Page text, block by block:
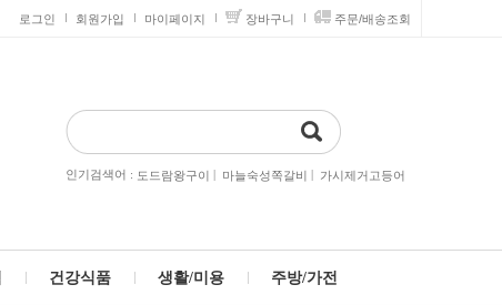
로그인 회원가입 마이페이지 장바구니 주문/배송조회
인기검색어 : 도드람왕구이 | 마늘숙성쪽갈비 | 가시제거고등어
건강식품 생활/미용 주방/가전